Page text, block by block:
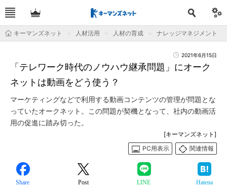
キーマンズネット 人材活用 人材の育成 ナレッジマネジメント
2021年6月15日
「テレワーク時代のノウハウ継承問題」にオーク
ネットは動画をどう使う？
マーケティングなどで利用する動画コンテンツの管理が問題とな
っていたオークネット。この問題が契機となって、社内の動画活
用の促進に踏み切った。
[キーマンズネット]
PC用表示
関連情報
Share Post LINE Hatena